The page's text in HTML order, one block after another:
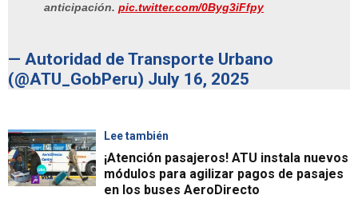
anticipación. pic.twitter.com/0Byg3iFfpy
— Autoridad de Transporte Urbano
(@ATU_GobPeru) July 16, 2025
Lee también
¡Atención pasajeros! ATU instala nuevos
módulos para agilizar pagos de pasajes
en los buses AeroDirecto